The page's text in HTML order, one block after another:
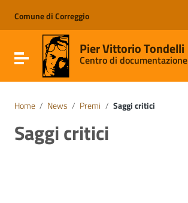
Vai al menu di navigazione
Vai al footer
Comune di Correggio
Attiva / disattiva la navigazione
Pier Vittorio Tondelli
Centro di documentazione
Home / News / Premi / Saggi critici
Saggi critici